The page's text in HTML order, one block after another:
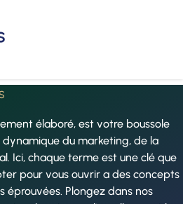
élaboré, est votre boussole
dynamique du marketing, de la
Ici, chaque terme est une clé que
pour vous ouvrir a des concepts
éprouvées. Plongez dans nos